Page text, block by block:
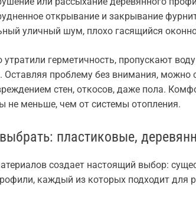
открывание и закрывание
уличный шум, плохо гасящийся
утратили герметичность, пропускают
Оставляя проблему без внимания, можно
стен, откосов, даже пола.
не меньше, чем от системы отопления.
пластиковые,
создает настоящий выбор:
каждый из которых подходит для